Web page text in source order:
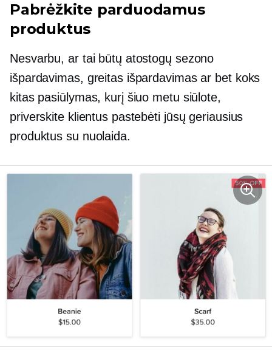
Pabrėžkite parduodamus
produktus
Nesvarbu, ar tai būtų atostogų sezono
išpardavimas, greitas išpardavimas ar bet koks
kitas pasiūlymas, kurį šiuo metu siūlote,
priverskite klientus pastebėti jūsų geriausius
produktus su nuolaida.